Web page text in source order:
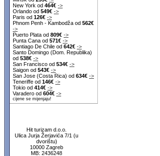
New York od 464€ ->
Orlando od 549€ ->
Paris od 126€ ->
Phnom Penh - Kambodža od 562€
->
Puerto Plata od 809€ ->
Punta Cana od 571€ ->
Santiago De Chile od 642€ ->
Santo Domingo (Dom. Republika)
od 538€ ->
San Francisco od 534€ ->
Saigon od 543€ ->
San Jose (Costa Rica) od 634€ ->
Teneriffe od 146€ ->
Tokio od 414€ ->
Varadero od 604€ ->
cijene se mijenjaju!
Hit turizam d.o.o.
Ulica Jurja Žerjavića 7/1 (u
dvorištu)
10000 Zagreb
MB: 2436248